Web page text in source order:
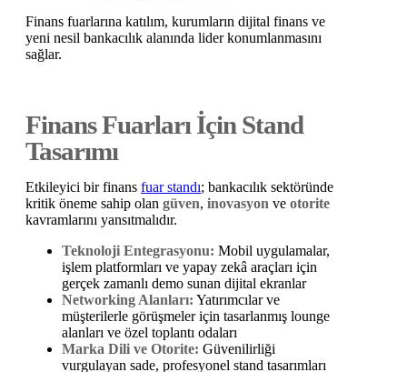
Finans fuarlarına katılım, kurumların dijital finans ve
yeni nesil bankacılık alanında lider konumlanmasını
sağlar.
Finans Fuarları İçin Stand
Tasarımı
Etkileyici bir finans fuar standı; bankacılık sektöründe
kritik öneme sahip olan güven, inovasyon ve otorite
kavramlarını yansıtmalıdır.
Teknoloji Entegrasyonu: Mobil uygulamalar,
işlem platformları ve yapay zekâ araçları için
gerçek zamanlı demo sunan dijital ekranlar
Networking Alanları: Yatırımcılar ve
müşterilerle görüşmeler için tasarlanmış lounge
alanları ve özel toplantı odaları
Marka Dili ve Otorite: Güvenilirliği
vurgulayan sade, profesyonel stand tasarımları